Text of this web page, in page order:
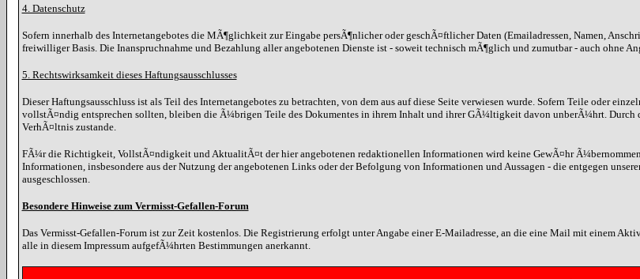
4. Datenschutz
Sofern innerhalb des Internetangebotes die MÃ¶glichkeit zur Eingabe persÃ¶nlicher oder geschÃ¤ftlicher Daten (Emailadressen, Namen,
freiwilliger Basis. Die Inanspruchnahme und Bezahlung aller angebotenen Dienste ist - soweit technisch mÃ¶glich und zumutbar - auch ohne
5. Rechtswirksamkeit dieses Haftungsausschlusses
Dieser Haftungsausschluss ist als Teil des Internetangebotes zu betrachten, von dem aus auf diese Seite verwiesen wurde. Sofern Teile oder
vollstÃ¤ndig entsprechen sollten, bleiben die Ã¼brigen Teile des Dokumentes in ihrem Inhalt und ihrer GÃ¼ltigkeit davon unberÃ¼hrt. Durch
VerhÃ¤ltnis zustande.
FÃ¼r die Richtigkeit, VollstÃ¤ndigkeit und AktualitÃ¤t der hier angebotenen redaktionellen Informationen wird keine GewÃ¤hr
Informationen, insbesondere aus der Nutzung der angebotenen Links oder der Befolgung von Informationen und Aussagen - die entgegen
ausgeschlossen.
Besondere Hinweise zum Vermisst-Gefallen-Forum
Das Vermisst-Gefallen-Forum ist zur Zeit kostenlos. Die Registrierung erfolgt unter Angabe einer E-Mailadresse, an die eine Mail mit einem
alle in diesem Impressum aufgefÃ¼hrten Bestimmungen anerkannt.